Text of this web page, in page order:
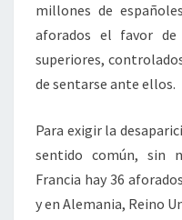
millones de
aforados el favor
superiores,
de sentarse ante ellos.
Para exigir la
sentido común, sin
Francia hay 36
y en Alemania, Reino